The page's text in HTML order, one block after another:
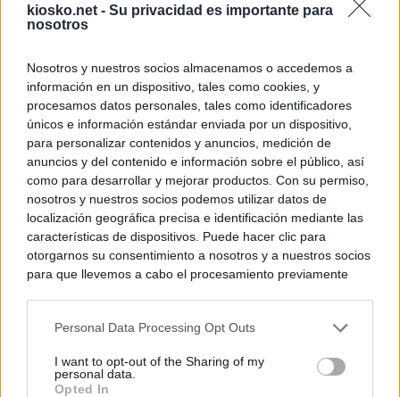
kiosko.net - Su privacidad es importante para
nosotros
Nosotros y nuestros socios almacenamos o accedemos a
información en un dispositivo, tales como cookies, y
procesamos datos personales, tales como identificadores
únicos e información estándar enviada por un dispositivo,
para personalizar contenidos y anuncios, medición de
anuncios y del contenido e información sobre el público, así
como para desarrollar y mejorar productos. Con su permiso,
nosotros y nuestros socios podemos utilizar datos de
localización geográfica precisa e identificación mediante las
características de dispositivos. Puede hacer clic para
otorgarnos su consentimiento a nosotros y a nuestros socios
para que llevemos a cabo el procesamiento previamente
negar su consentimiento. Tenga en cuenta que algún
de su consentimiento, pero usted tiene el derecho de
rechazar tal procesamiento. Sus preferencias se aplicarán
Personal Data Processing Opt Outs
I want to opt-out of the Sharing of my
personal data.
Opted In